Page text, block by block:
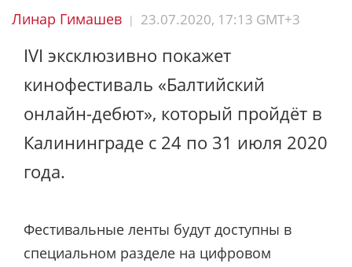
Линар Гимашев | 23.07.2020, 17:13 GMT+3
IVI эксклюзивно покажет
кинофестиваль «Балтийский
онлайн-дебют», который пройдёт в
Калининграде с 24 по 31 июля 2020
года.
Фестивальные ленты будут доступны в
специальном разделе на цифровом